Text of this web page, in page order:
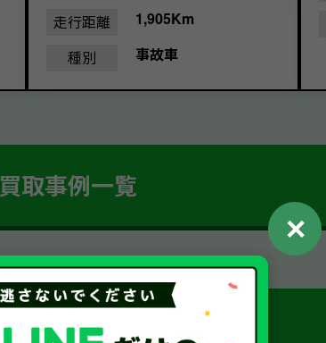
走行距離
1,905Km
種別
事故車
買取事例一覧
✕